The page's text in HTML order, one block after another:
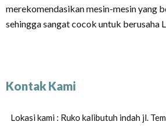
merekomendasikan mesin-mesin yang
sehingga sangat cocok untuk berusaha
Kontak Kami
Lokasi kami : Ruko kalibutuh indah jl.